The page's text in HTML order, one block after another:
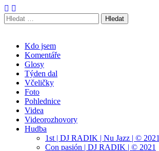
Vyhledávání
Main
menu
Skip
content
Kdo jsem
Komentáře
Glosy
Týden dal
Včeličky
Foto
Pohlednice
Videa
Videorozhovory
Hudba
1st | DJ RADIK | Nu Jazz | © 2021
Con pasión | DJ RADIK | © 2021